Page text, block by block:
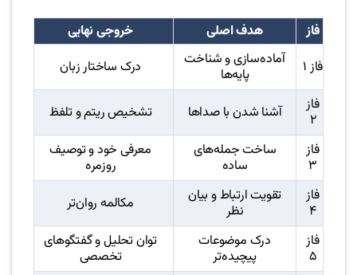
فاز هدف اصلی
خروجی نهایی
فاز ۱
آماده‌سازی و شناخت
پایه‌ها
درک ساختار زبان
فاز
۲ آشنا شدن با صداها
تشخیص ریتم و تلفظ
فاز
۳
ساخت جمله‌های
ساده
معرفی خود و توصیف
روزمره
فاز
۴
تقویت ارتباط و بیان
نظر
مکالمه روان‌تر
فاز
۵
درک موضوعات
پیچیده‌تر
توان تحلیل و گفتگوهای
تخصصی